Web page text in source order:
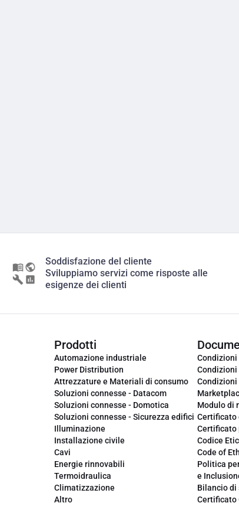
Soddisfazione del cliente
Sviluppiamo servizi come risposte alle
esigenze dei clienti
Prodotti
Automazione industriale
Power Distribution
Attrezzature e Materiali di consumo
Soluzioni connesse - Datacom
Soluzioni connesse - Domotica
Soluzioni connesse - Sicurezza edifici
Illuminazione
Installazione civile
Cavi
Energie rinnovabili
Termoidraulica
Climatizzazione
Altro
Condizioni
Modulo di
Certificato
Certificato
Codice
Code of
Politica
e
Bilancio
Certificato